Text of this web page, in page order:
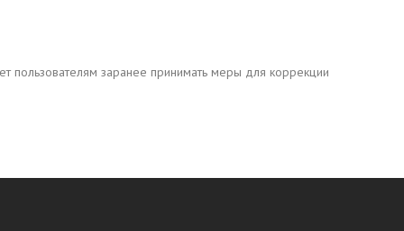
пользователям заранее принимать меры для коррекции